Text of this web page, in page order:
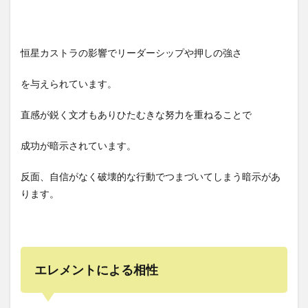
恒星カストラの影響でリーダーシップや押しの強さ
を与えられています。
直感が鋭く文才もありひたむきな努力を重ねることで
成功が暗示されています。
反面、自信がなく破壊的な行動でつまづいてしまう暗示があ
ります。
エレメントによる相性